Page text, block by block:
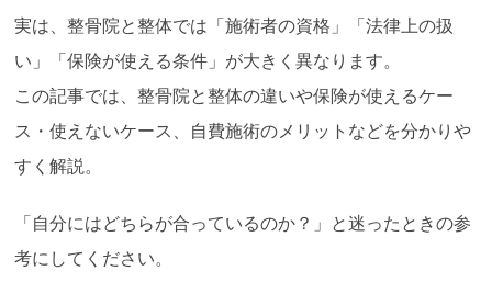
実は、整骨院と整体では「施術者の資格」「法律上の扱
い」「保険が使える条件」が大きく異なります。
この記事では、整骨院と整体の違いや保険が使えるケー
ス・使えないケース、自費施術のメリットなどを分かりや
すく解説。
「自分にはどちらが合っているのか？」と迷ったときの参
考にしてください。